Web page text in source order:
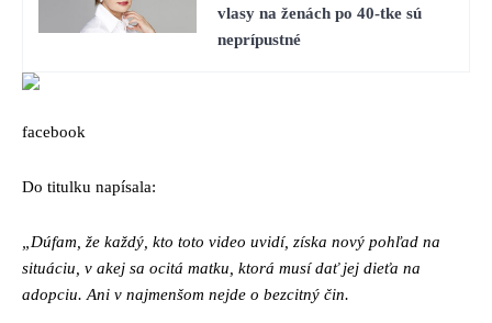
vlasy na ženách po 40-tke sú
neprípustné
facebook
Do titulku napísala:
„Dúfam, že každý, kto toto video uvidí, získa nový pohľad na
situáciu, v akej sa ocitá matku, ktorá musí dať jej dieťa na
adopciu. Ani v najmenšom nejde o bezcitný čin.